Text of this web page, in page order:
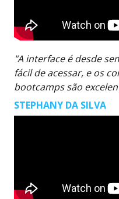
"A interface é desde
fácil de acessar, e os
bootcamps são
STEPHANY DA SILVA